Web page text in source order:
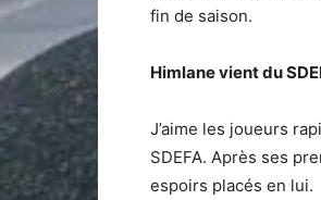
fin de saison.
Himlane vient du
J’aime les joueurs
SDEFA. Après ses
espoirs placés en lui.